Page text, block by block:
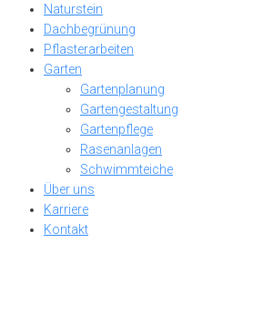
Naturstein
Dachbegrünung
Pflasterarbeiten
Garten
Gartenplanung
Gartengestaltung
Gartenpflege
Rasenanlagen
Schwimmteiche
Über uns
Karriere
Kontakt